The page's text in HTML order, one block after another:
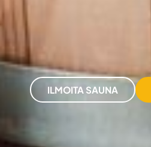
ILMOITA SAUNA